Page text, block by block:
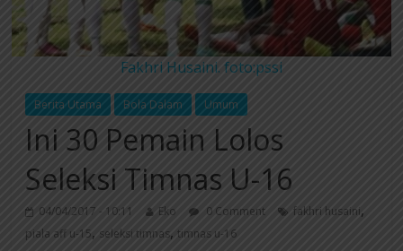
Fakhri Husaini. foto:pssi
Berita Utama Bola Dalam Umum
Ini 30 Pemain Lolos
Seleksi Timnas U-16
04/04/2017 - 10:11 Eko 0 Comment fakhri husaini,
piala aff u-15, seleksi timnas,timnas u-16